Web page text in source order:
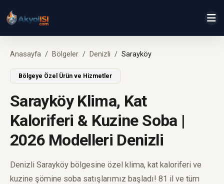
Anasayfa Bölgeler Denizli Sarayköy
Bölgeye Özel Ürün ve Hizmetler
Sarayköy Klima, Kat
Kaloriferi & Kuzine Soba |
2026 Modelleri Denizli
Denizli Sarayköy bölgesine özel klima, kat kaloriferi ve
kuzine şömine soba satışlarımız başladı! 81 il ve tüm